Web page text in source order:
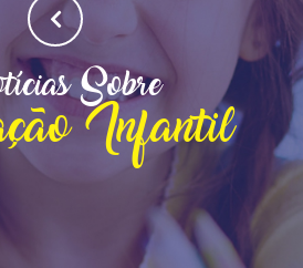
Sobre
Infantil